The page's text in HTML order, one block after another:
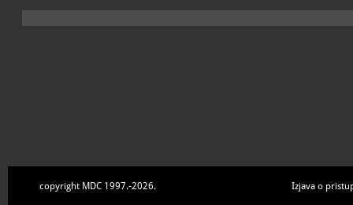
copyright MDC 1997.-2026. Izjava o